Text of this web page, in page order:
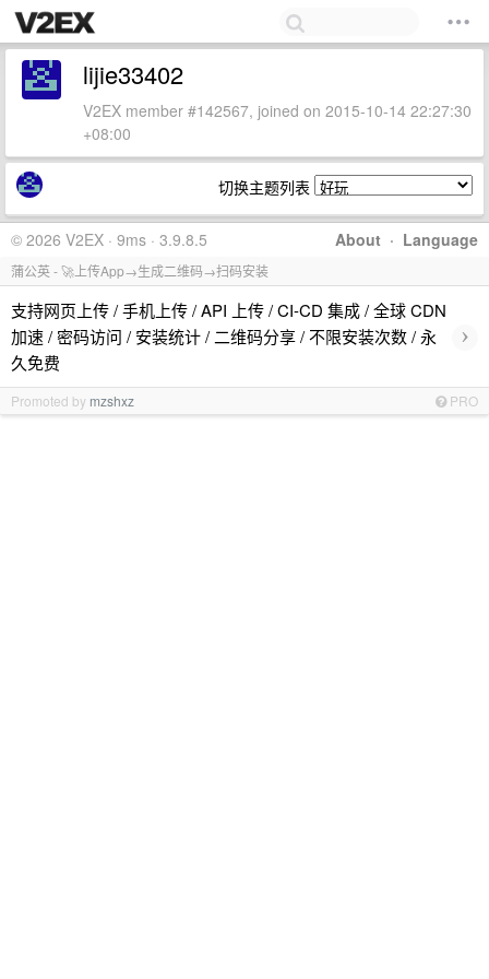
lijie33402
V2EX member #142567, joined on 2015-10-14 22:27:30
+08:00
切换主题列表
About · Language
© 2026 V2EX · 9ms · 3.9.8.5
蒲公英 - 🚀上传App→生成二维码→扫码安装
支持网页上传 / 手机上传 / API 上传 / CI-CD 集成 / 全球 CDN
加速 / 密码访问 / 安装统计 / 二维码分享 / 不限安装次数 / 永
久免费
›
Promoted by mzshxz PRO